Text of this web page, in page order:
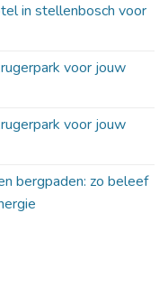
in stellenbosch voor
voor jouw
voor jouw
bergpaden: zo beleef